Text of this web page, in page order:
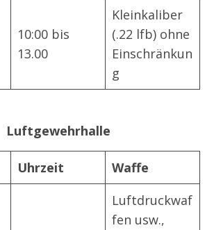
10:00 bis
13.00
Kleinkaliber
(.22 lfb) ohne
Einschränkun
g
Luftgewehrhalle
Uhrzeit Waffe
Luftdruckwaf
fen usw.,